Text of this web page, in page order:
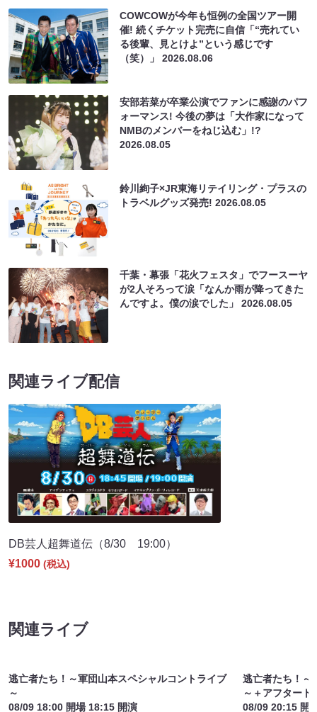
COWCOWが今年も恒例の全国ツアー開
催! 続くチケット完売に自信「“売れてい
る後輩、見とけよ”という感じです
（笑）」2026.08.06
安部若菜が卒業公演でファンに感謝のパフ
ォーマンス! 今後の夢は「大作家になって
NMBのメンバーをねじ込む」!?
2026.08.05
鈴川絢子×JR東海リテイリング・プラスの
トラベルグッズ発売!2026.08.05
千葉・幕張「花火フェスタ」でフースーヤ
が2人そろって涙「なんか雨が降ってきた
んですよ。僕の涙でした」2026.08.05
関連ライブ配信
DB芸人超舞道伝（8/30 19:00）
¥1000 (税込)
関連ライブ